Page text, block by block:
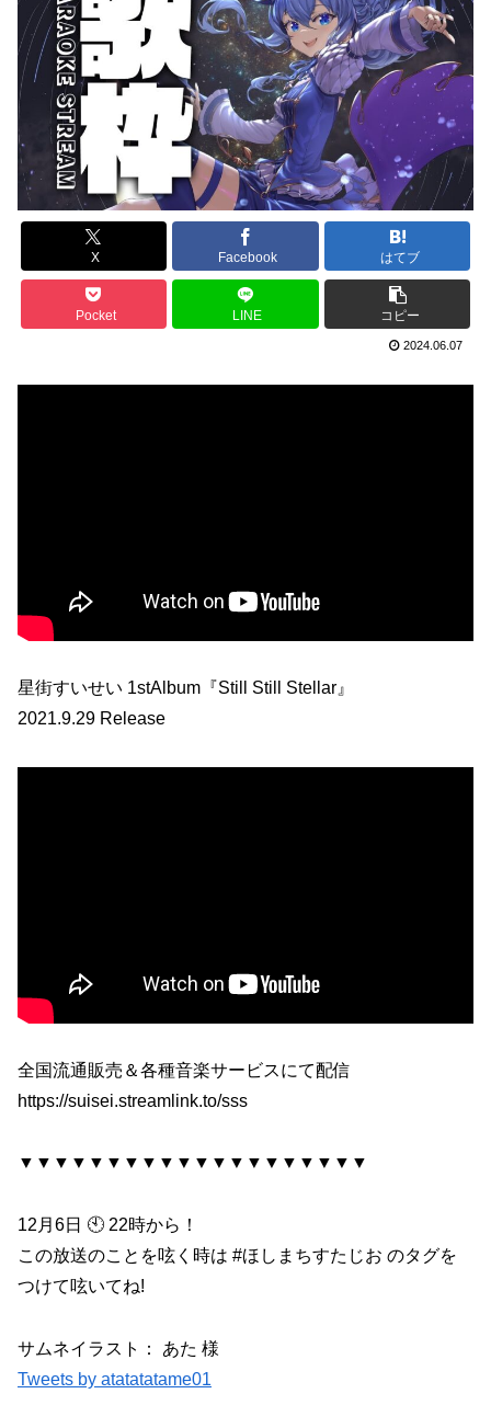
X Facebook はてブ
Pocket LINE コピー
2024.06.07
星街すいせい 1stAlbum『Still Still Stellar』
2021.9.29 Release
全国流通販売＆各種音楽サービスにて配信
https://suisei.streamlink.to/sss
▼▼▼▼▼▼▼▼▼▼▼▼▼▼▼▼▼▼▼▼
12月6日 🕙 22時から！
この放送のことを呟く時は #ほしまちすたじお のタグを
つけて呟いてね!
サムネイラスト： あた 様
Tweets by atatatatame01